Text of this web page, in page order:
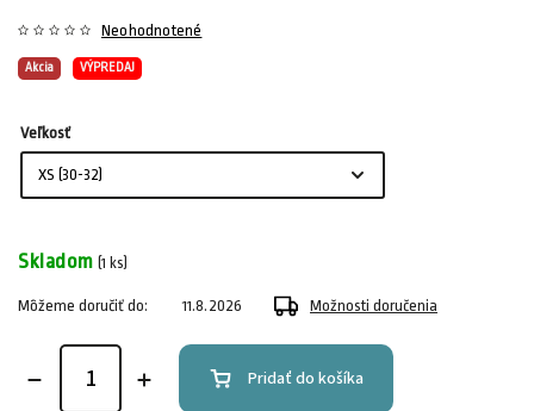
Akcia VÝPREDAJ
Neohodnotené
Veľkosť
Skladom (1 ks)
Môžeme doručiť do: 11.8.2026 Možnosti doručenia
Pridať do košíka